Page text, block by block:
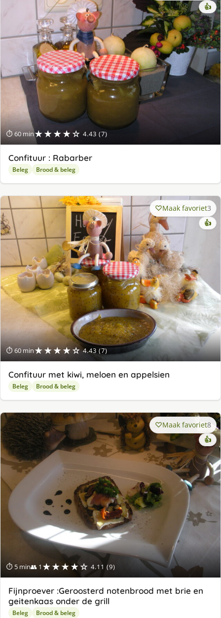
⏱ 60 min★★★★☆ 4.43 (7)
👍
Confituur : Rabarber
Beleg Brood & beleg
⏱ 60 min★★★★☆ 4.43 (7)
Maak favoriet3
👍
Confituur met kiwi, meloen en appelsien
Beleg Brood & beleg
⏱ 5 min👥 1 ★★★★☆ 4.11 (9)
Maak favoriet8
👍
Fijnproever :Geroosterd notenbrood met brie en
geitenkaas onder de grill
Beleg Brood & beleg